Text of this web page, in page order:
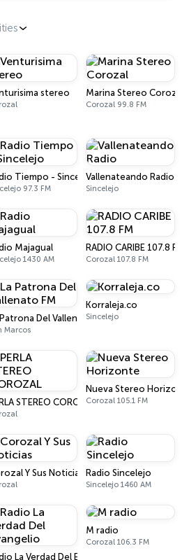
stereo Marina Stereo Corozal
Corozal 99.8 FM
Tiempo - Sincelejo
97.3 FM
Vallenateando Radio
Sincelejo
Majagual
1430 AM
RADIO CARIBE 107.8 FM
Corozal 107.8 FM
Patrona Del Vallenato FM
Marcos
Korraleja.co
Sincelejo
STEREO COROZAL
Nueva Stereo
Corozal 105.1 FM
Y Sus Noticias Radio Sincelejo
Sincelejo 1460 AM
La Verdad Del Evangelio
M radio
Corozal 106.3 FM